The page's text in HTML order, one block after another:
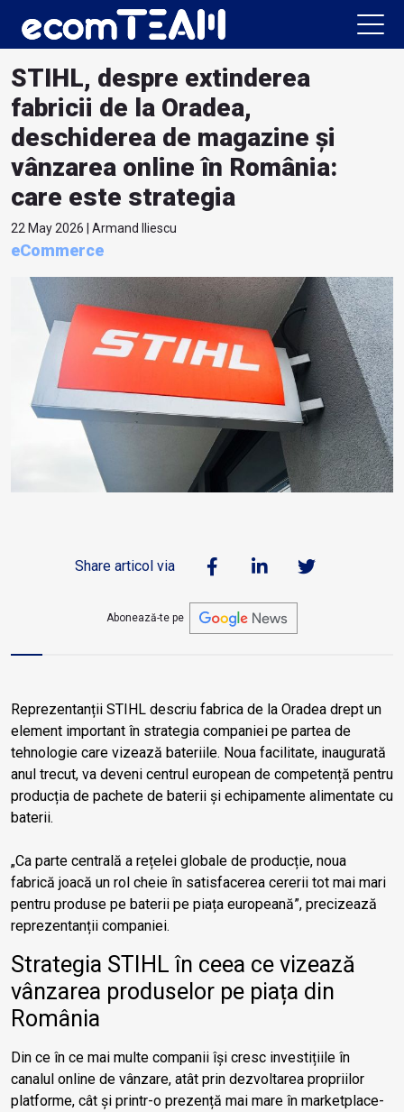
STIHL, despre extinderea
fabricii de la Oradea,
deschiderea de magazine și
vânzarea online în România:
care este strategia
22 May 2026 | Armand Iliescu
eCommerce
Share articol via
Abonează-te pe
Reprezentanții STIHL descriu fabrica de la Oradea drept un
element important în strategia companiei pe partea de
tehnologie care vizează bateriile. Noua facilitate, inaugurată
anul trecut, va deveni centrul european de competență pentru
producția de pachete de baterii și echipamente alimentate cu
baterii.
„Ca parte centrală a rețelei globale de producție, noua
fabrică joacă un rol cheie în satisfacerea cererii tot mai mari
pentru produse pe baterii pe piața europeană”, precizează
reprezentanții companiei.
Strategia STIHL în ceea ce vizează
vânzarea produselor pe piața din
România
Din ce în ce mai multe companii își cresc investițiile în
canalul online de vânzare, atât prin dezvoltarea propriilor
platforme, cât și printr-o prezență mai mare în marketplace-